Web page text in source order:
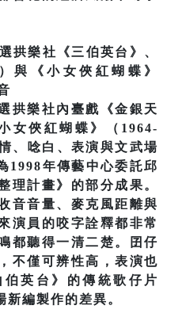
樂社《三伯英台》、
與《小女俠紅蝴蝶》
拱樂社內臺戲《金銀天
女俠紅蝴蝶》（1964-
、唸白、表演與文武場
1998年傳藝中心委託邱
理計畫》的部分成果。
音音量、麥克風距離與
演員的咬字詮釋都非常
都聽得一清二楚。囝仔
不僅可辨性高，表演也
英台》的傳統歌仔片
編製作的差異。